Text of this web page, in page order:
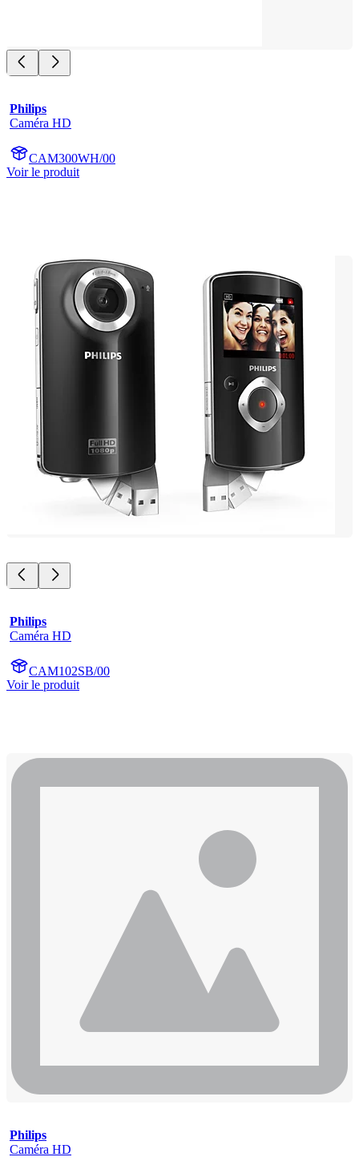
Philips
Caméra HD
CAM300WH/00
Voir le produit
Philips
Caméra HD
CAM102SB/00
Voir le produit
Philips
Caméra HD